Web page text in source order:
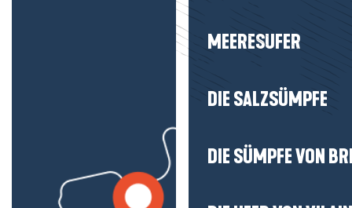
MEERESUFER
DIE SALZSÜMPFE
DIE SÜMPFE VON